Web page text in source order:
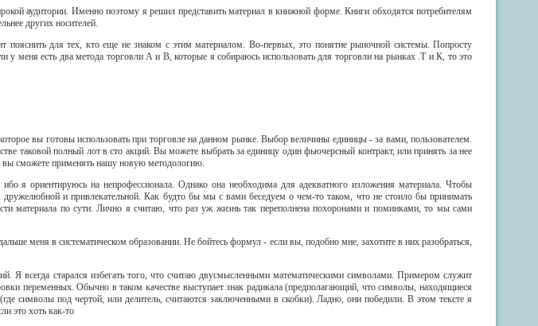
аудитории. Именно поэтому я решил представить материал в книжной форме. Книги обходятся потребителям
других носителей.
пояснить для тех, кто еще не знаком с этим материалом. Во-первых, это понятие рыночной системы. Попросту
у меня есть два метода торговли А и В, которые я собираюсь использовать для торговли на рынках .Т и К, то это
вы готовы использовать при торговле на данном рынке. Выбор величины единицы - за вами, пользователем.
таковой полный лот в сто акций. Вы можете выбрать за единицу один фьючерсный контракт, или принять за нее
вы сможете применять нашу новую методологию.
я ориентируюсь на непрофессионала. Однако она необходима для адекватного изложения материала. Чтобы
дружелюбной и привлекательной. Как будто бы мы с вами беседуем о чем-то таком, что не стоило бы принимать
материала по сути. Лично я считаю, что раз уж жизнь так переполнена похоронами и поминками, то мы сами
меня в систематическом образовании. Не бойтесь формул - если вы, подобно мне, захотите в них разобраться,
Я всегда старался избегать того, что считаю двусмысленными математическими символами. Примером служит
переменных. Обычно в таком качестве выступает знак радикала (предполагающий, что символы, находящиеся
символы под чертой, или делитель, считаются заключенными в скобки). Ладно, они победили. В этом тексте я
это хоть как-то